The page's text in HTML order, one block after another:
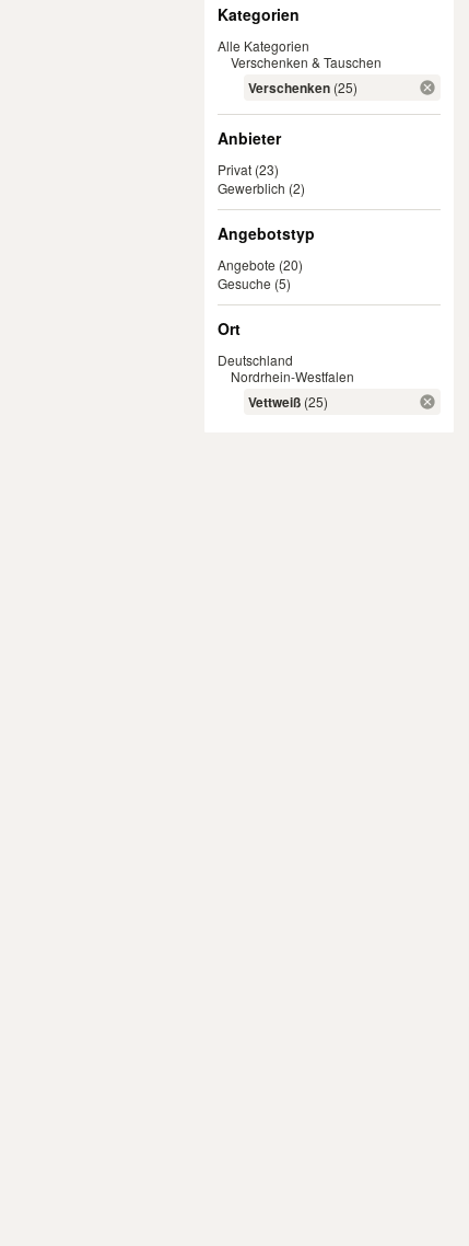
Kategorien
Alle Kategorien
Verschenken & Tauschen
Verschenken (25)
Anbieter
Privat (23)
Gewerblich (2)
Angebotstyp
Angebote (20)
Gesuche (5)
Ort
Deutschland
Nordrhein-Westfalen
Vettweiß (25)